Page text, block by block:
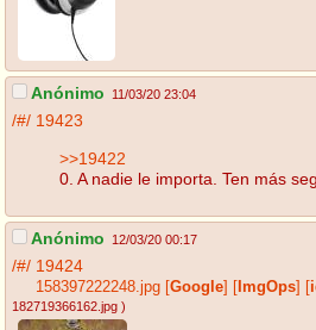
Anónimo 11/03/20 23:04
/#/ 19423
>>19422
0. A nadie le importa. Ten más
Anónimo 12/03/20 00:17
/#/ 19424
158397222248.jpg Google ImgOps
182719366162.jpg )